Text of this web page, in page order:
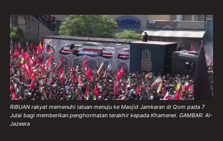
RIBUAN rakyat memenuhi laluan menuju ke Masjid Jamkaran di Qom pada 7
Julai bagi memberikan penghormatan terakhir kepada Khamenei. GAMBAR: Al-
Jazeera